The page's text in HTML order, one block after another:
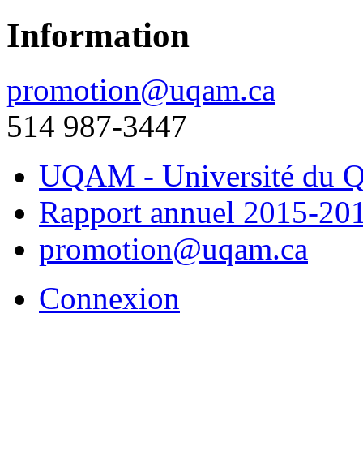
Information
promotion@uqam.ca
514 987-3447
UQAM - Université du
Rapport annuel 2015-
promotion@uqam.ca
Connexion